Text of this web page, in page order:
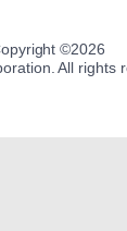
©2026
All rights